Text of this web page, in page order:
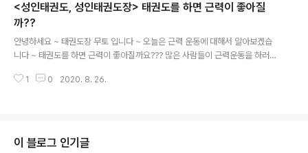
그렇다면, 태권도가 면역력 올리는데 도움이 될까요? " 네!!
도움이 됩니다!! " 살~짝 자세히 알아본다면 ↓↓↓ 조준
용 교수는 “면역력을 키운다는 의미는 저항성이 높아진다
는 것을 의미한다. 몸에 염증이 생긴다는 것도 단백질 구조
백질 구조를 안정화시키기를 반복하면 저항력이 증가한다.
<성인태권도, 성인태권도장> 태권도를 하면 근력이 좋아질
까??
안녕하세요 ~ 태권도장 무토 입니다 ~ 오늘은 근력 운동에 대해서 알아보겠습
니다 ~ 태권도를 하면 근력이 좋아질까요??? 많은 사람들이 근력운동을 하러
서 재미있게 할 수 있는 태권도가 여기 무토 태권도장에 있습니다 !! 또한 태권도
를 통하여 건강하고 아름다운 삶을 누리세요 ~!!! 몸과 마음이 행복한 태권도장
1 0 2020. 8. 26.
이 블로그 인기글